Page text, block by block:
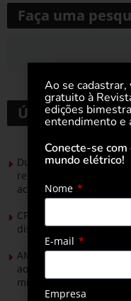
Faça uma
Últimas notícias
Durante esforço
renováveis apresenta
acelerar transição
CPFL Energia e TIM se
distribuição do futuro
AMIG Brasil convida
ao Senado para
mineradores e afetados
Ao se cadastrar,
gratuito à
edições
entendimento e
Conecte-se
mundo elétrico!
Nome
E-mail
Empresa